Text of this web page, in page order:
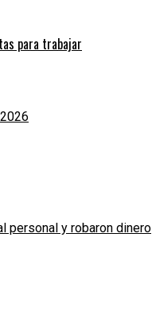
para trabajar
personal y robaron dinero